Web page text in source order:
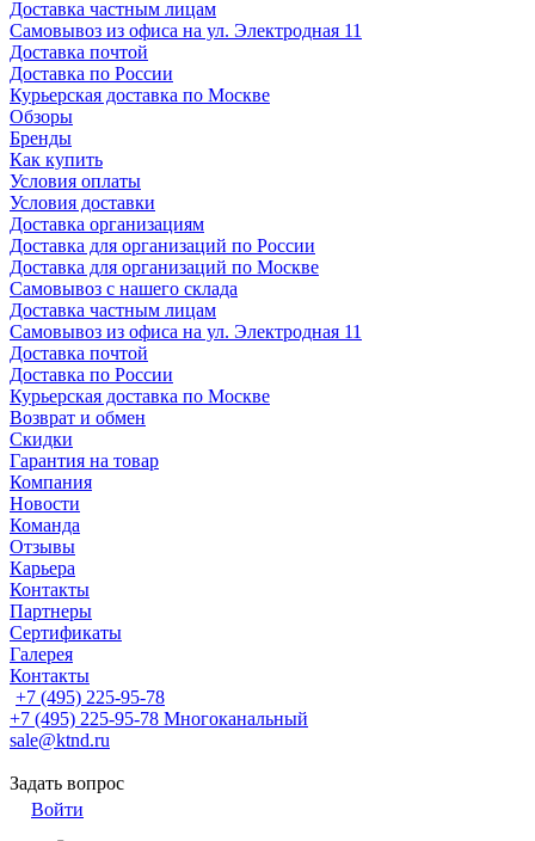
Доставка частным лицам
Самовывоз из офиса на ул. Электродная 11
Доставка почтой
Доставка по России
Курьерская доставка по Москве
Обзоры
Бренды
Как купить
Условия оплаты
Условия доставки
Доставка организациям
Доставка для организаций по России
Доставка для организаций по Москве
Самовывоз с нашего склада
Доставка частным лицам
Самовывоз из офиса на ул. Электродная 11
Доставка почтой
Доставка по России
Курьерская доставка по Москве
Возврат и обмен
Скидки
Гарантия на товар
Компания
Новости
Команда
Отзывы
Карьера
Контакты
Партнеры
Сертификаты
Галерея
Контакты
+7 (495) 225-95-78
+7 (495) 225-95-78 Многоканальный
sale@ktnd.ru
Задать вопрос
Войти